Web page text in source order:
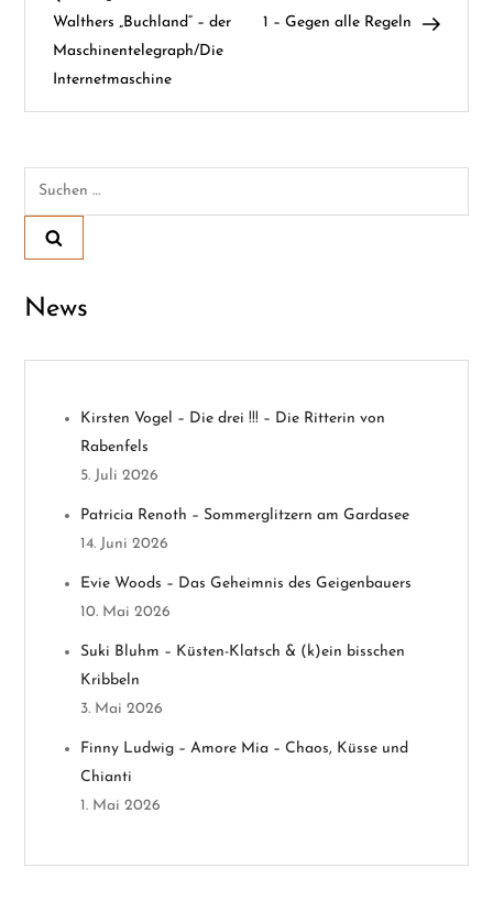
e
i
t
r
a
g
s
n
a
t
o
Walthers „Buchland“ – der
Maschinentelegraph/Die
Internetmaschine
1 – Gegen alle Regeln
Suchen
News
Kirsten Vogel – Die drei !!! – Die Ritterin von
Rabenfels
5. Juli 2026
Patricia Renoth – Sommerglitzern am Gardasee
14. Juni 2026
Evie Woods – Das Geheimnis des Geigenbauers
10. Mai 2026
Suki Bluhm – Küsten-Klatsch & (k)ein bisschen
Kribbeln
3. Mai 2026
Finny Ludwig – Amore Mia – Chaos, Küsse und
Chianti
1. Mai 2026